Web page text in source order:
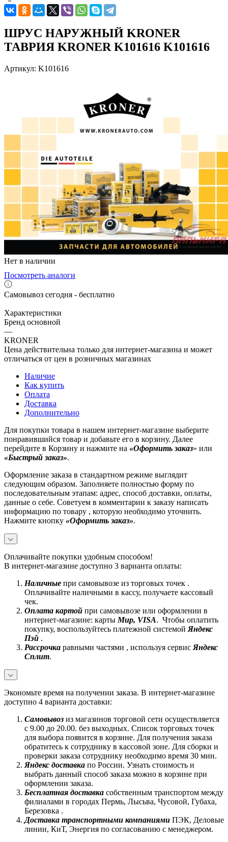
ШРУС НАРУЖНЫЙ KRONER
ТАВРИЯ KRONER K101616 K101616
Артикул: K101616
Нет в наличии
Посмотреть аналоги
Самовывоз сегодня - бесплатно
Характеристики
Бренд основной
—
KRONER
Цена действительна только для интернет-магазина и может
отличаться от цен в розничных магазинах
Наличие
Как купить
Оплата
Доставка
Дополнительно
Для покупки товара в нашем интернет-магазине выберите
понравившийся товар и добавьте его в корзину. Далее
перейдите в Корзину и нажмите на «Оформить заказ» или
«Быстрый заказ».
Оформление заказа в стандартном режиме выглядит
следующим образом. Заполняете полностью форму по
последовательным этапам: адрес, способ доставки, оплаты,
данные о себе. Советуем в комментарии к заказу написать
информацию по товару , которую необходимо уточнить.
Нажмите кнопку «Оформить заказ».
Оплачивайте покупки удобным способом!
В интернет-магазине доступно 3 варианта оплаты:
Наличные при самовывозе из торговых точек .
Оплачивайте наличными в кассу, получаете кассовый
чек.
Оплата картой при самовывозе или оформлении в
интернет-магазине: карты Mир, VISA. Чтобы оплатить
покупку, воспользуйтесь платежной системой Яндекс
Пэй .
Рассрочка равными частями , используя сервис Яндекс
Сплит.
Экономьте время на получении заказа. В интернет-магазине
доступно 4 варианта доставки:
Самовывоз из магазинов торговой сети осуществляется
с 9.00 до 20.00. без выходных. Список торговых точек
для выбора появится в корзине. Для получения заказа
обратитесь к сотруднику в кассовой зоне. Для сборки и
проверки заказа сотруднику необходимо время 30 мин.
Яндекс доставка по России. Узнать стоимость и
выбрать данный способ заказа можно в корзине при
оформлении заказа.
Бесплатная доставка собственным транспортом между
филиалами в городах Пермь, Лысьва, Чусовой, Губаха,
Березовка .
Доставка транспортными компаниями ПЭК, Деловые
линии, КиТ, Энергия по согласованию с менеджером.